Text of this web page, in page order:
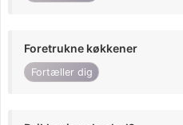
Foretrukne køkkener
Fortæller dig